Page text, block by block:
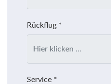
Rückflug *
Service *